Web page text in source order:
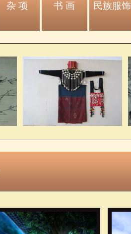
杂 项 书 画 民族服饰